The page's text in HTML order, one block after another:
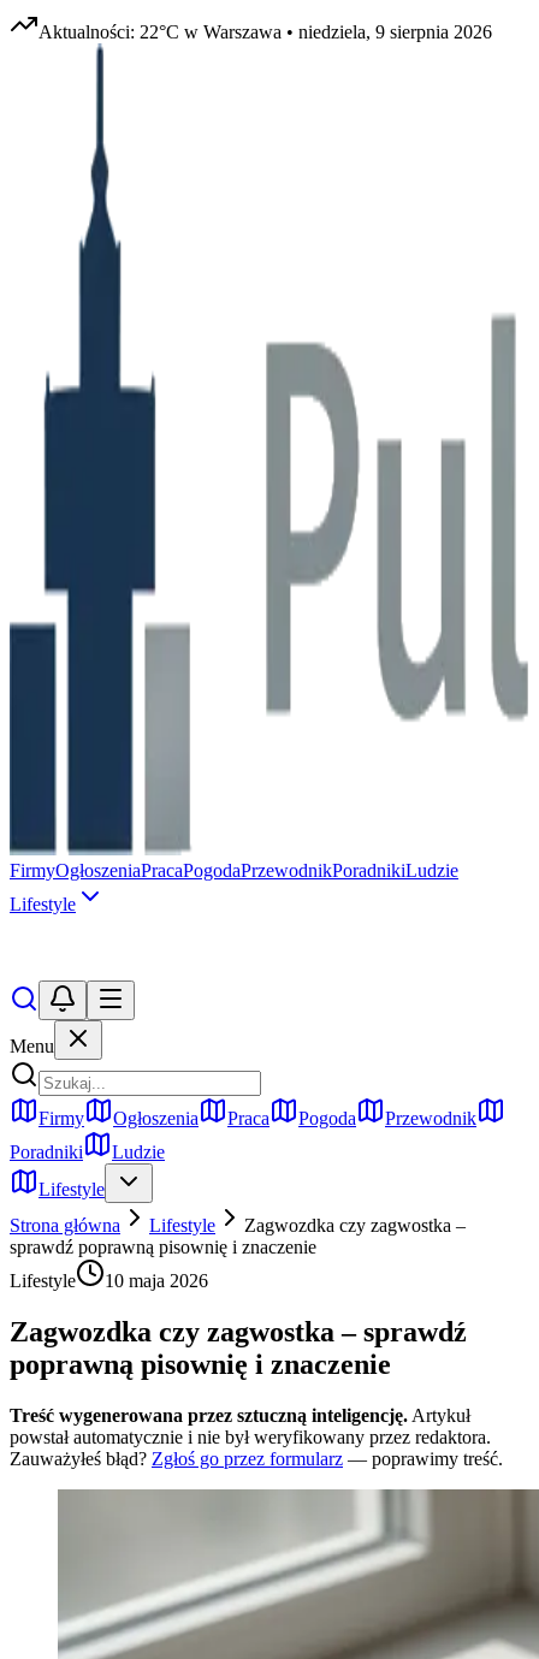
Aktualności: 22°C w Warszawa • niedziela, 9 sierpnia 2026
FirmyOgłoszeniaPracaPogodaPrzewodnikPoradnikiLudzie
Lifestyle
Menu
Firmy Ogłoszenia Praca Pogoda
Przewodnik
Poradniki
Ludzie
Lifestyle
Strona główna
Lifestyle
Zagwozdka czy zagwostka –
sprawdź poprawną pisownię i znaczenie
Lifestyle
10 maja 2026
Zagwozdka czy zagwostka – sprawdź
poprawną pisownię i znaczenie
Treść wygenerowana przez sztuczną inteligencję. Artykuł
powstał automatycznie i nie był weryfikowany przez redaktora.
Zauważyłeś błąd? Zgłoś go przez formularz — poprawimy treść.